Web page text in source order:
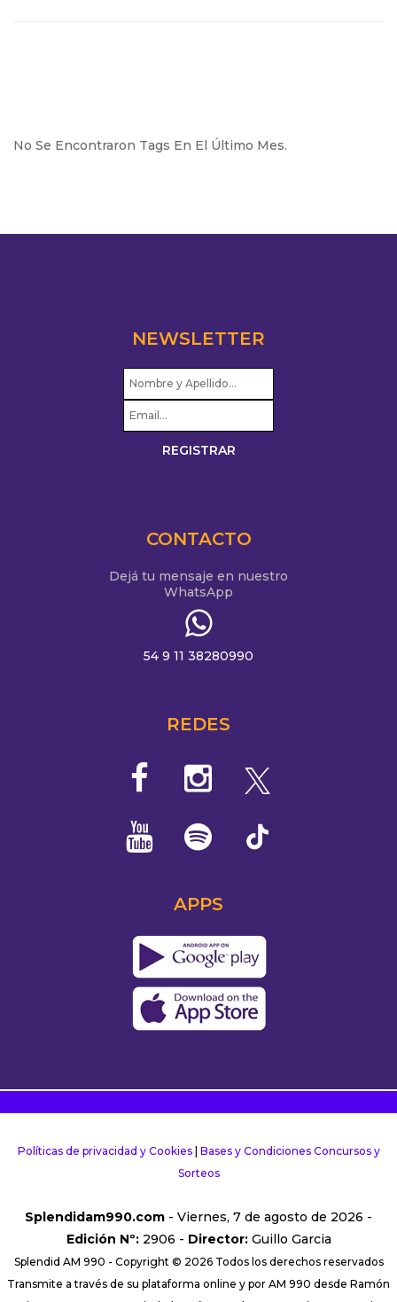
No Se Encontraron Tags En El Último Mes.
NEWSLETTER
CONTACTO
Dejá tu mensaje en nuestro
WhatsApp
54 9 11 38280990
REDES
APPS
Políticas de privacidad y Cookies| Bases y Condiciones Concursos y
Sorteos
Splendidam990.com - Viernes, 7 de agosto de 2026 -
Edición Nº:2906 - Director:Guillo Garcia
Splendid AM 990 - Copyright © 2026 Todos los derechos reservados
Transmite a través de su plataforma online y por AM 990 desde Ramón